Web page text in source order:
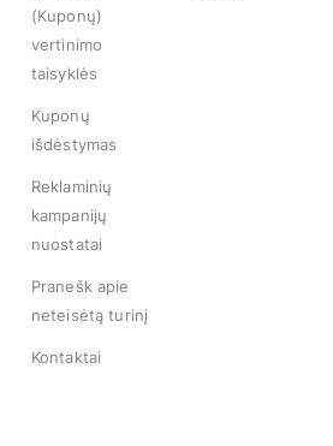
(Kuponų)
vertinimo
taisyklės
Kuponų
išdėstymas
Reklaminių
kampanijų
nuostatai
Pranešk apie
neteisėtą turinį
Kontaktai